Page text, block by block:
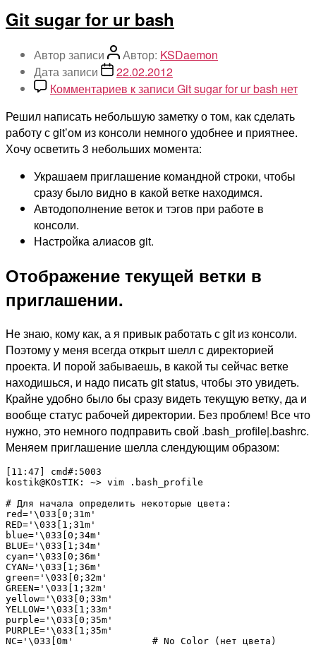
Git sugar for ur bash
Автор записи Автор: KSDaemon
Дата записи
22.02.2012
Комментариев к записи Git sugar for ur bash нет
Решил написать небольшую заметку о том, как сделать
работу с git’ом из консоли немного удобнее и приятнее.
Хочу осветить 3 небольших момента:
Украшаем приглашение командной строки, чтобы
сразу было видно в какой ветке находимся.
Автодополнение веток и тэгов при работе в
консоли.
Настройка алиасов git.
Отображение текущей ветки в
приглашении.
Не знаю, кому как, а я привык работать с git из консоли.
Поэтому у меня всегда открыт шелл с директорией
проекта. И порой забываешь, в какой ты сейчас ветке
находишься, и надо писать git status, чтобы это увидеть.
Крайне удобно было бы сразу видеть текущую ветку, да и
вообще статус рабочей директории. Без проблем! Все что
нужно, это немного подправить свой .bash_profile|.bashrc.
Меняем приглашение шелла слендующим образом:
[11:47] cmd#:5003
kostik@KOsTIK: ~> vim .bash_profile
# Для начала определить некоторые цвета:
red='\033[0;31m'
RED='\033[1;31m'
blue='\033[0;34m'
BLUE='\033[1;34m'
cyan='\033[0;36m'
CYAN='\033[1;36m'
green='\033[0;32m'
GREEN='\033[1;32m'
yellow='\033[0;33m'
YELLOW='\033[1;33m'
purple='\033[0;35m'
PURPLE='\033[1;35m'
NC='\033[0m'              # No Color (нет цвета)